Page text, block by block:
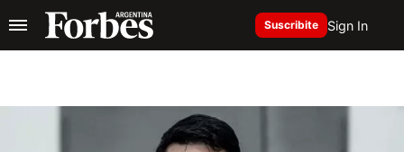
Suscribite Sign In